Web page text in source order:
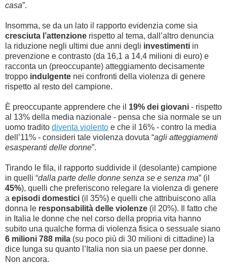
casa”.
Insomma, se da un lato il rapporto evidenzia come sia
cresciuta l’attenzione rispetto al tema, dall’altro denuncia
la riduzione negli ultimi due anni degli investimenti in
prevenzione e contrasto (da 16,1 a 14,4 milioni di euro) e
racconta un (preoccupante) atteggiamento decisamente
troppo indulgente nei confronti della violenza di genere
rispetto al resto del campione.
È preoccupante apprendere che il 19% dei giovani - rispetto
al 13% della media nazionale - pensa che sia normale se un
uomo tradito diventa violento e che il 16% - contro la media
dell’11% - consideri tale violenza dovuta “agli atteggiamenti
esasperanti delle donne”.
Tirando le fila, il rapporto suddivide il (desolante) campione
in quelli “dalla parte delle donne senza se e senza ma” (il
45%), quelli che preferiscono relegare la violenza di genere
a episodi domestici (il 35%) e quelli che attribuiscono alla
donna le responsabilità delle violenze (il 20%). Il fatto che
in Italia le donne che nel corso della propria vita hanno
subito una qualche forma di violenza fisica o sessuale siano
6 milioni 788 mila (su poco più di 30 milioni di cittadine) la
dice lunga su quanto l’Italia non sia un paese per donne.
Non ancora.